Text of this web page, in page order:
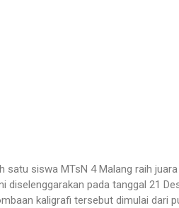
satu siswa MTsN 4 Malang raih
diselenggarakan pada tanggal 21
kaligrafi tersebut dimulai dari